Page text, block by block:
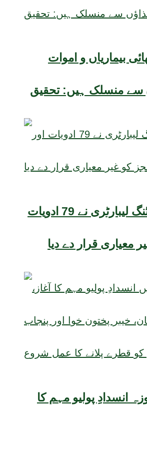
بیماریاں و اموات
سے منسلک ہیں: تحقیق
سندھ ڈرگ ٹیسٹنگ لیبارٹری نے 79 ادویات
معیاری قرار دے دیا
میں 7 روزہ انسدادِ پولیو مہم کا